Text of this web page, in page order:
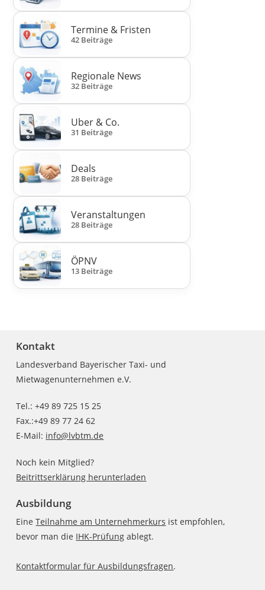
Termine & Fristen
42 Beiträge
Regionale News
32 Beiträge
Uber & Co.
31 Beiträge
Deals
28 Beiträge
Veranstaltungen
28 Beiträge
ÖPNV
13 Beiträge
Kontakt
Landesverband Bayerischer Taxi- und
Mietwagenunternehmen e.V.
Tel.: +49 89 725 15 25
Fax.:+49 89 77 24 62
E-Mail: info@lvbtm.de
Noch kein Mitglied?
Beitrittserklärung herunterladen
Ausbildung
EineTeilnahme am Unternehmerkurs ist empfohlen,
bevor man die IHK-Prüfung ablegt.
Kontaktformular für Ausbildungsfragen.